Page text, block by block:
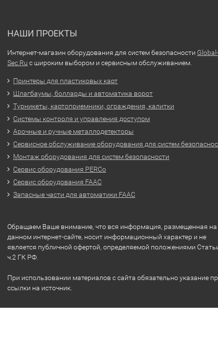
НАШИ ПРОЕКТЫ
Интернет-магазин оборудования для систем безопасности Global-
Sec.Ru с широким выбором и сервисным обслуживанием.
Принтеры для пластиковых карт
Шлагбаумы, болларды и автоматика ворот
Турникеты, картоприемники, ограждения, калитки
Системы контроля и управления доступом
Арочные и ручные металлодетекторы
Сервисное обслуживание оборудования для систем
Монтаж оборудования для систем безопасности
Сервис оборудования PERCo
Сервис оборудования FAAC
Запасные части для автоматики FAAC
Обращаем Ваше внимание, что вся информация, размещенная на
данном интернет-сайте, носит информационный характер и не
является публичной офертой, определяемой положениями
ч.2 ГК РФ.
При использовании материалов с сайта обязательно указание
ссылки на источник.